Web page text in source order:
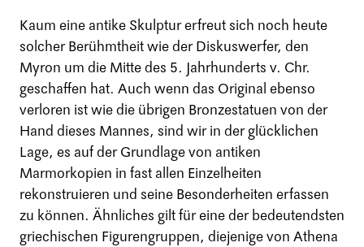
Kaum eine antike Skulptur erfreut sich noch heute
solcher Berühmtheit wie der Diskuswerfer, den
Myron um die Mitte des 5. Jahrhunderts v. Chr.
geschaffen hat. Auch wenn das Original ebenso
verloren ist wie die übrigen Bronzestatuen von der
Hand dieses Mannes, sind wir in der glücklichen
Lage, es auf der Grundlage von antiken
Marmorkopien in fast allen Einzelheiten
rekonstruieren und seine Besonderheiten erfassen
zu können. Ähnliches gilt für eine der bedeutendsten
griechischen Figurengruppen, diejenige von Athena